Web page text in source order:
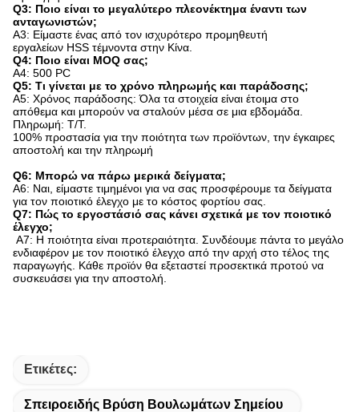
Q3: Ποιο είναι το μεγαλύτερο πλεονέκτημα έναντι των
ανταγωνιστών;
A3: Είμαστε ένας από τον ισχυρότερο προμηθευτή
εργαλείων HSS τέμνοντα στην Κίνα.
Q4: Ποιο είναι MOQ σας;
A4: 500 PC
Q5: Τι γίνεται με το χρόνο πληρωμής και παράδοσης;
A5: Χρόνος παράδοσης: Όλα τα στοιχεία είναι έτοιμα στο
απόθεμα και μπορούν να σταλούν μέσα σε μια εβδομάδα.
Πληρωμή: T/T.
100% προστασία για την ποιότητα των προϊόντων, την έγκαιρες
αποστολή και την πληρωμή
Q6: Μπορώ να πάρω μερικά δείγματα;
A6: Ναι, είμαστε τιμημένοι για να σας προσφέρουμε τα δείγματα
για τον ποιοτικό έλεγχο με το κόστος φορτίου σας.
Q7: Πώς το εργοστάσιό σας κάνει σχετικά με τον ποιοτικό
έλεγχο;
A7: Η ποιότητα είναι προτεραιότητα. Συνδέουμε πάντα το μεγάλο
ενδιαφέρον με τον ποιοτικό έλεγχο από την αρχή στο τέλος της
παραγωγής. Κάθε προϊόν θα εξεταστεί προσεκτικά προτού να
συσκευάσει για την αποστολή.
Ετικέτες:
Σπειροειδής Βρύση Βουλωμάτων Σημείου